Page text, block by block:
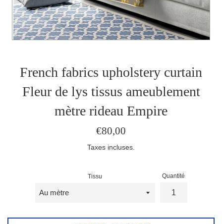
French fabrics upholstery curtain
Fleur de lys tissus ameublement
mètre rideau Empire
Prix
€80,00
Taxes incluses.
Tissu Quantité